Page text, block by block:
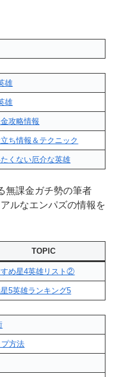
雄
雄
攻略情報
ち情報＆テクニック
くない厄介な英雄
無課金ガチ勢の筆者
ルなエンパズの情報を
TOPIC
すめ星4英雄リスト②
5英雄ランキング5
方法